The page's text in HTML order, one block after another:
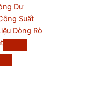
Dư
Suất
Dòng Rò